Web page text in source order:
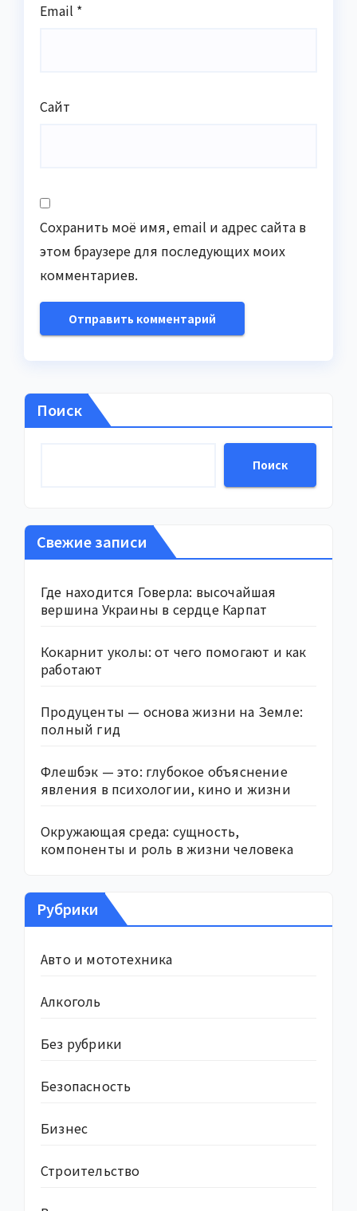
Email *
Сайт
Сохранить моё имя, email и адрес сайта в
этом браузере для последующих моих
комментариев.
Поиск
Поиск
Свежие записи
Где находится Говерла: высочайшая
вершина Украины в сердце Карпат
Кокарнит уколы: от чего помогают и как
работают
Продуценты — основа жизни на Земле:
полный гид
Флешбэк — это: глубокое объяснение
явления в психологии, кино и жизни
Окружающая среда: сущность,
компоненты и роль в жизни человека
Рубрики
Авто и мототехника
Алкоголь
Без рубрики
Безопасность
Бизнес
Строительство